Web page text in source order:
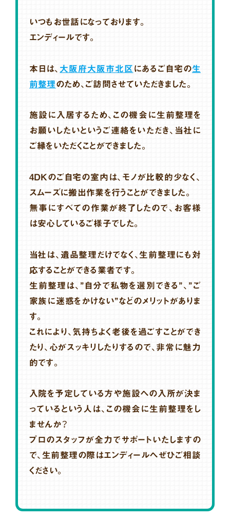
いつもお世話になっております。
エンディールです。
本日は、 大阪府大阪市北区 にあるご自宅の生
前整理のため、ご訪問させていただきました。
施設に入居するため、この機会に生前整理を
お願いしたいというご連絡をいただき、当社に
ご縁をいただくことができました。
4DKのご自宅の室内は、モノが比較的少なく、
スムーズに搬出作業を行うことができました。
無事にすべての作業が終了したので、お客様
は安心しているご様子でした。
当社は、遺品整理だけでなく、生前整理にも対
応することができる業者です。
生前整理は、”自分で私物を選別できる”、”ご
家族に迷惑をかけない”などのメリットがありま
す。
これにより、気持ちよく老後を過ごすことができ
たり、心がスッキリしたりするので、非常に魅力
的です。
入院を予定している方や施設への入所が決ま
っているという人は、この機会に生前整理をし
ませんか？
プロのスタッフが全力でサポートいたしますの
で、生前整理の際はエンディールへぜひご相談
ください。